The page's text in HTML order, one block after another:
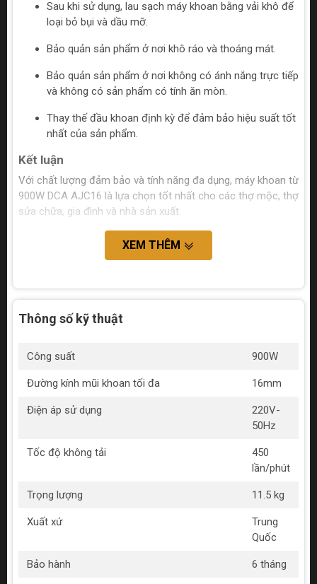
Sau khi sử dụng, lau sạch máy khoan bằng vải khô để
loại bỏ bụi và dầu mỡ.
Bảo quản sản phẩm ở nơi khô ráo và thoáng mát.
Bảo quản sản phẩm ở nơi không có ánh nắng trực tiếp
và không có sản phẩm có tính ăn mòn.
Thay thế đầu khoan định kỳ để đảm bảo hiệu suất tốt
nhất của sản phẩm.
Kết luận
Với chất lượng đảm bảo và tính năng đa dụng, máy khoan từ
900W DCA AJC16 là lựa chọn tốt nhất cho các thợ mộc, thợ
sửa chữa, gia đình và nhà sản xuất.
XEM THÊM
Thông số kỹ thuật
Công suất 900W
Đường kính mũi khoan tối đa 16mm
Điện áp sử dụng
220V-
50Hz
Tốc độ không tải
450
lần/phút
Trọng lượng 11.5 kg
Xuất xứ
Trung
Quốc
Bảo hành 6 tháng